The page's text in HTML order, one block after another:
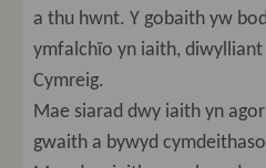
Polisiau
Ffurflenni
Anghenion Dysgu Ychwanegol
a thu hwnt. Y gobaith yw
ymfalchïo yn iaith,
Cymreig.
Mae siarad dwy iaith yn
gwaith a bywyd